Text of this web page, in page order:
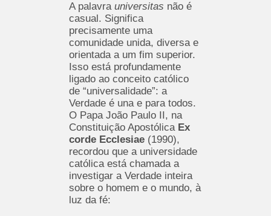
A palavra universitas não é
casual. Significa
precisamente uma
comunidade unida, diversa e
orientada a um fim superior.
Isso está profundamente
ligado ao conceito católico
de “universalidade”: a
Verdade é una e para todos.
O Papa João Paulo II, na
Constituição Apostólica Ex
corde Ecclesiae(1990),
recordou que a universidade
católica está chamada a
investigar a Verdade inteira
sobre o homem e o mundo, à
luz da fé: